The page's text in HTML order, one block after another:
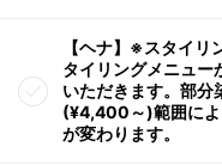
【ヘナ】※スタイリ
タイリングメニュー
いただきます。部分
(¥4,400～)範囲に
が変わります。